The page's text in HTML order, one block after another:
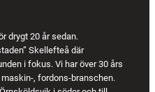
drygt 20 år sedan.
Skellefteå där
i fokus. Vi har över 30 års
, fordons-branschen.